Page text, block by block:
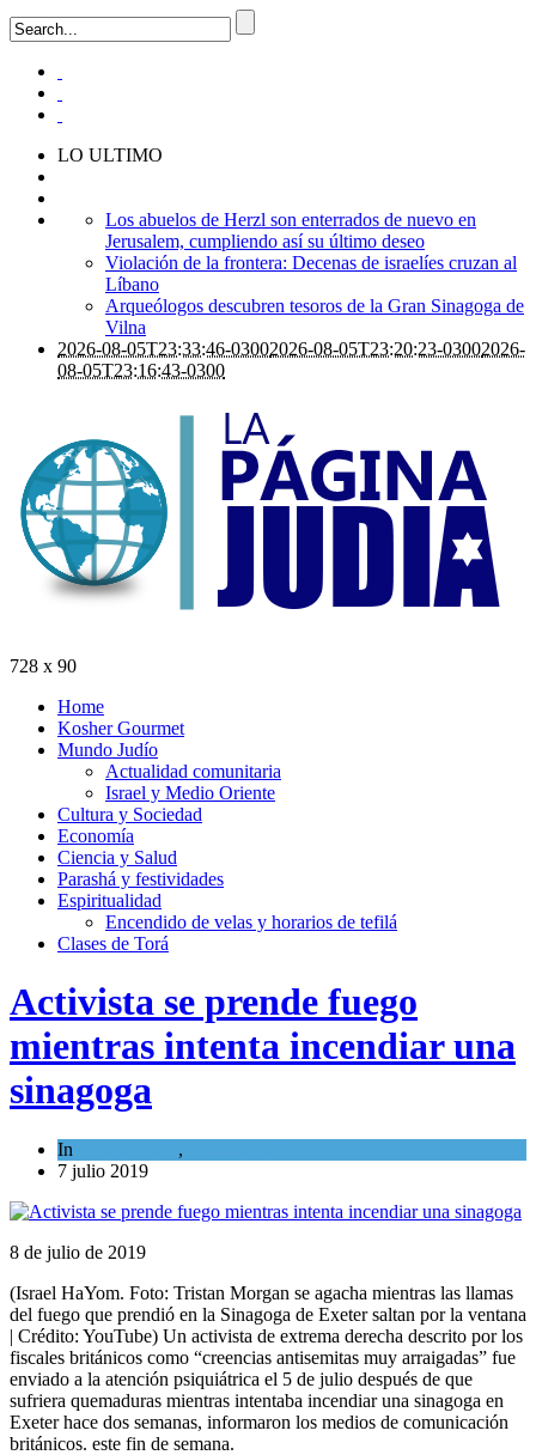
LO ULTIMO
Los abuelos de Herzl son enterrados de nuevo en
Jerusalem, cumpliendo así su último deseo
Violación de la frontera: Decenas de israelíes cruzan al
Líbano
Arqueólogos descubren tesoros de la Gran Sinagoga de
Vilna
2026-08-05T23:33:46-03002026-08-05T23:20:23-03002026-
08-05T23:16:43-0300
728 x 90
Home
Kosher Gourmet
Mundo Judío
Actualidad comunitaria
Israel y Medio Oriente
Cultura y Sociedad
Economía
Ciencia y Salud
Parashá y festividades
Espiritualidad
Encendido de velas y horarios de tefilá
Clases de Torá
Activista se prende fuego
mientras intenta incendiar una
sinagoga
In ,
7 julio 2019
8 de julio de 2019
(Israel HaYom. Foto: Tristan Morgan se agacha mientras las llamas
del fuego que prendió en la Sinagoga de Exeter saltan por la ventana
| Crédito: YouTube) Un activista de extrema derecha descrito por los
fiscales británicos como “creencias antisemitas muy arraigadas” fue
enviado a la atención psiquiátrica el 5 de julio después de que
sufriera quemaduras mientras intentaba incendiar una sinagoga en
Exeter hace dos semanas, informaron los medios de comunicación
británicos. este fin de semana.